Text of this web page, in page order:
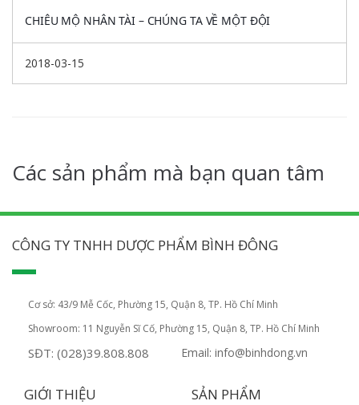
CHIÊU MỘ NHÂN TÀI – CHÚNG TA VỀ MỘT ĐỘI
2018-03-15
Các sản phẩm mà bạn quan tâm
CÔNG TY TNHH DƯỢC PHẨM BÌNH ĐÔNG
Cơ sở: 43/9 Mễ Cốc, Phường 15, Quận 8, TP. Hồ Chí Minh
Showroom: 11 Nguyễn Sĩ Cố, Phường 15, Quận 8, TP. Hồ Chí Minh
SĐT: (028)39.808.808 Email: info@binhdong.vn
GIỚI THIỆU SẢN PHẨM